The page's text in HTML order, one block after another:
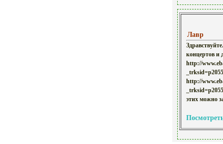
Лавр
концертов и
http://
http://
этих можно